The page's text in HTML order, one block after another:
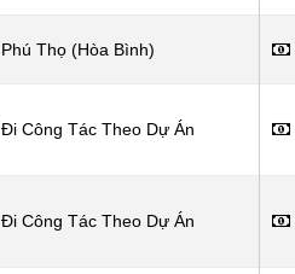
Phú Thọ (Hòa Bình)
Đi Công Tác Theo Dự Án
Đi Công Tác Theo Dự Án